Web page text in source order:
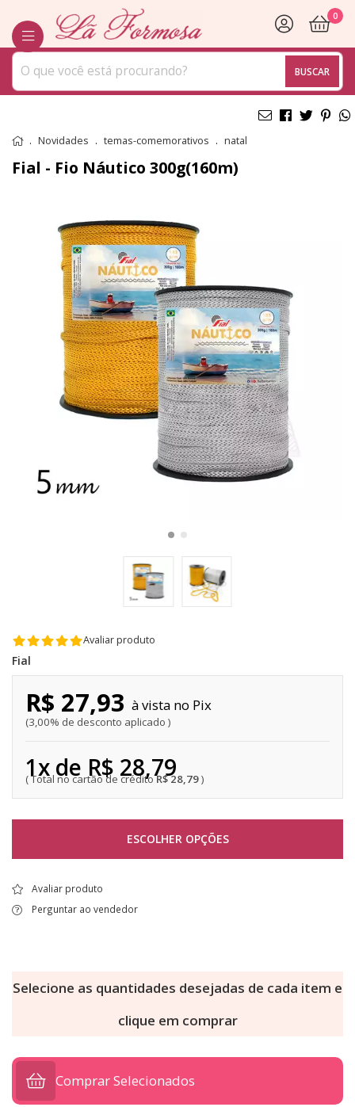
BUSCAR
0
Novidades temas-comemorativos natal
Fial - Fio Náutico 300g(160m)
Avaliar produto
Fial
R$ 28,79
1x de R$ 28,79
R$ 27,93
3,00% de desconto aplicado
Pix
ESCOLHER OPÇÕES
Avaliar produto
Perguntar ao vendedor
Selecione as quantidades desejadas de cada item e
clique em comprar
Comprar Selecionados